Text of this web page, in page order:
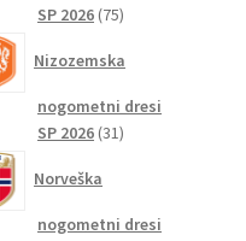
SP 2026 7575
Nizozemska
nogometni dresi
SP 2026 3131
Norveška
nogometni dresi